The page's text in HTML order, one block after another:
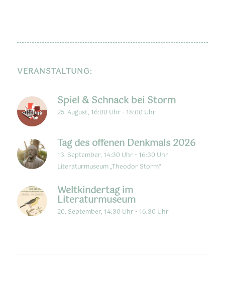
VERANSTALTUNG:
Spiel & Schnack bei Storm
25. August, 16:00 Uhr - 18:00 Uhr
Tag des offenen Denkmals 2026
13. September, 14:30 Uhr - 16:30 Uhr
Literaturmuseum „Theodor Storm“
Weltkindertag im
Literaturmuseum
20. September, 14:30 Uhr - 16:30 Uhr